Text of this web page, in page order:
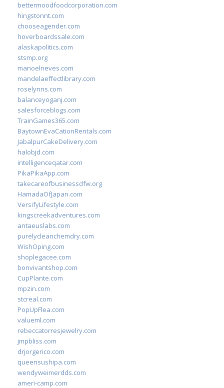
bettermoodfoodcorporation.com
hingstonnt.com
chooseagender.com
hoverboardssale.com
alaskapolitics.com
stsmp.org
manoelneves.com
mandelaeffectlibrary.com
roselynns.com
balanceyoganj.com
salesforceblogs.com
TrainGames365.com
BaytownEvaCationRentals.com
JabalpurCakeDelivery.com
halobjd.com
intelligenceqatar.com
PikaPikaApp.com
takecareofbusinessdfw.org
HamadaOfJapan.com
VersifyLifestyle.com
kingscreekadventures.com
antaeuslabs.com
purelycleanchemdry.com
WishOping.com
shoplegacee.com
bonvivantshop.com
CupPlante.com
mpzin.com
stcreal.com
PopUpFlea.com
valueml.com
rebeccatorresjewelry.com
jmpbliss.com
drjorgerico.com
queensushipa.com
wendyweimerdds.com
ameri-camp.com